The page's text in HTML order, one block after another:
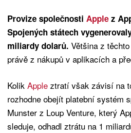
Provize společnosti Apple z
Spojených státech
miliardy dolarů. Většina z
právě z nákupů v aplikacích a
Kolik Apple ztratí však závisí na
rozhodne obejít platební systém
Munster z Loup Venture, který
sleduje, odhadl ztrátu na 1